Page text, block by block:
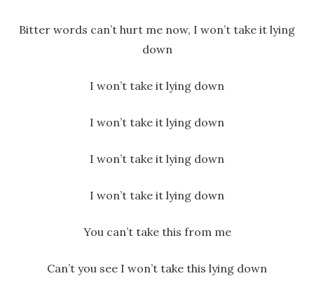
Bitter words can’t hurt me now, I won’t take it lying
down
I won’t take it lying down
I won’t take it lying down
I won’t take it lying down
I won’t take it lying down
You can’t take this from me
Can’t you see I won’t take this lying down